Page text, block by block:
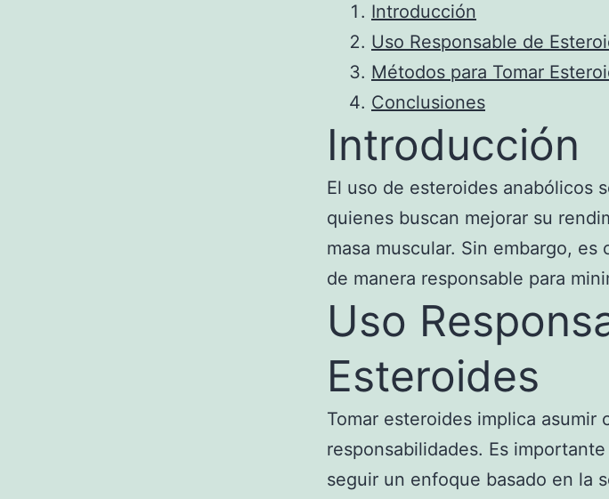
Introducción
Uso Responsable de
Métodos para Tomar
Conclusiones
Introducción
El uso de esteroides anabólicos
quienes buscan mejorar su
masa muscular. Sin embargo,
de manera responsable para
Uso
Esteroides
Tomar esteroides implica asumir
responsabilidades. Es
seguir un enfoque basado en la